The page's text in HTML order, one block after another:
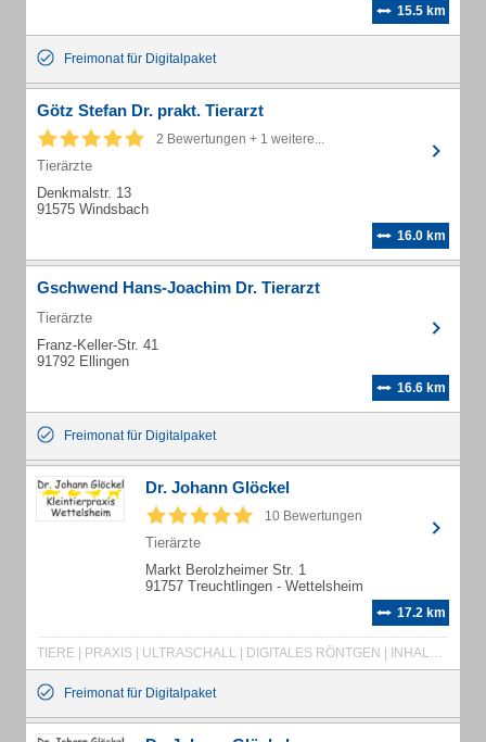
15.5 km
Freimonat für Digitalpaket
Götz Stefan Dr. prakt. Tierarzt
2 Bewertungen + 1 weitere...
Tierärzte
Denkmalstr. 13
91575 Windsbach
16.0 km
Gschwend Hans-Joachim Dr. Tierarzt
Tierärzte
Franz-Keller-Str. 41
91792 Ellingen
16.6 km
Freimonat für Digitalpaket
Dr. Johann Glöckel
10 Bewertungen
Tierärzte
Markt Berolzheimer Str. 1
91757 Treuchtlingen - Wettelsheim
17.2 km
TIERE | PRAXIS | ULTRASCHALL | DIGITALES RÖNTGEN | INHALATIONSNARKOSE | NARKOSEMONITORING | PATIENTEN | IMPFUNGEN | STANDARDBEHANDLUNGEN | OPERATIONEN | KASTRATIONEN | KAISERSCHNITT | WEICHTEILCHIRUGIE | KLEINTIERPRAXIS | DIENSTLEISTUNGEN | PRODUKTE | HILFE | SERVICE | BEHANDLUNG | HAUSTIERBEHANDLUNG | HUNDEIMPFUNG | HUNDEKASTRATIONEN | KATZENIMPFUNG | KATZENKASTRATION | KLEINTIERBEHANDLUNG | KLEINTIERKRANKHEITEN | TIERBEHANDLUNG | TIERIMPFUNGEN | TIERÄRZTE
Freimonat für Digitalpaket